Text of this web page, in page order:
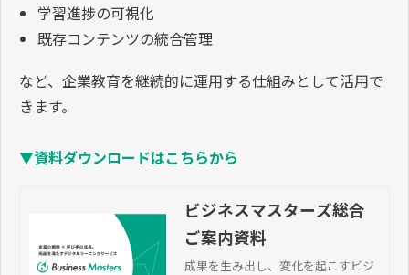
学習進捗の可視化
既存コンテンツの統合管理
など、企業教育を継続的に運用する仕組みとして活用で
きます。
▼資料ダウンロードはこちらから
ビジネスマスターズ総合
ご案内資料
成果を生み出し、変化を起こすビジ